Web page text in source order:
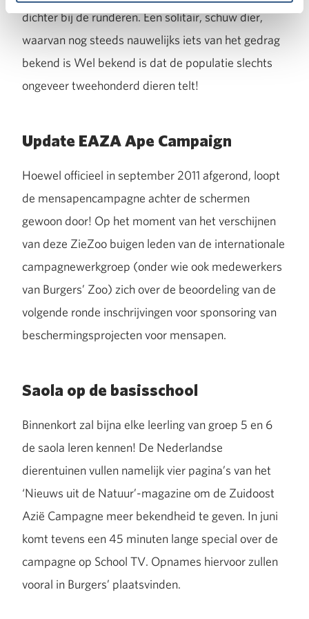
dichter bij de runderen. Een solitair, schuw dier,
waarvan nog steeds nauwelijks iets van het gedrag
bekend is Wel bekend is dat de populatie slechts
ongeveer tweehonderd dieren telt!
Update EAZA Ape Campaign
Hoewel officieel in september 2011 afgerond, loopt
de mensapencampagne achter de schermen
gewoon door! Op het moment van het verschijnen
van deze ZieZoo buigen leden van de internationale
campagnewerkgroep (onder wie ook medewerkers
van Burgers’ Zoo) zich over de beoordeling van de
volgende ronde inschrijvingen voor sponsoring van
beschermingsprojecten voor mensapen.
Saola op de basisschool
Binnenkort zal bijna elke leerling van groep 5 en 6
de saola leren kennen! De Nederlandse
dierentuinen vullen namelijk vier pagina’s van het
‘Nieuws uit de Natuur’-magazine om de Zuidoost
Azië Campagne meer bekendheid te geven. In juni
komt tevens een 45 minuten lange special over de
campagne op School TV. Opnames hiervoor zullen
vooral in Burgers’ plaatsvinden.